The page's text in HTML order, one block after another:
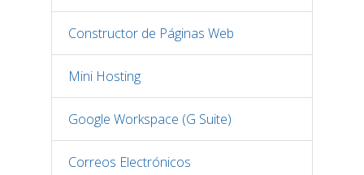
Constructor de Páginas Web
Mini Hosting
Google Workspace (G Suite)
Correos Electrónicos